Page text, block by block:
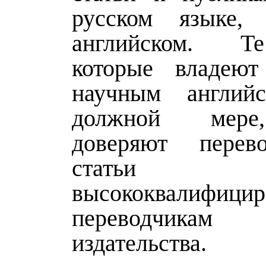
русском
английском.
которые
научным
должной
доверяют
статьи
издательства.